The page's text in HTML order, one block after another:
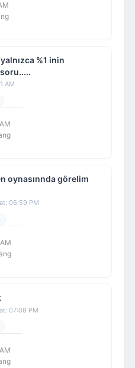
%1 inin
AM
oynasınnda görelim
06:59 PM
07:08 PM